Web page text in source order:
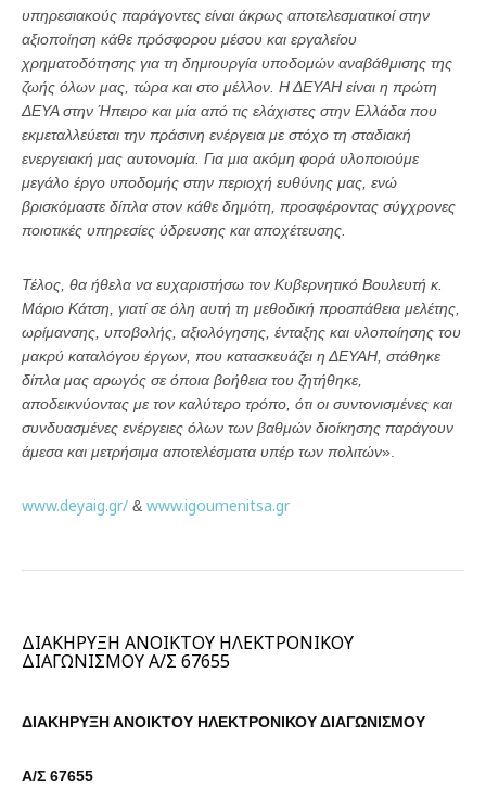
υπηρεσιακούς παράγοντες είναι άκρως αποτελεσματικοί στην
αξιοποίηση κάθε πρόσφορου μέσου και εργαλείου
χρηματοδότησης για τη δημιουργία υποδομών αναβάθμισης της
ζωής όλων μας, τώρα και στο μέλλον. Η ΔΕΥΑΗ είναι η πρώτη
ΔΕΥΑ στην Ήπειρο και μία από τις ελάχιστες στην Ελλάδα που
εκμεταλλεύεται την πράσινη ενέργεια με στόχο τη σταδιακή
ενεργειακή μας αυτονομία. Για μια ακόμη φορά υλοποιούμε
μεγάλο έργο υποδομής στην περιοχή ευθύνης μας, ενώ
βρισκόμαστε δίπλα στον κάθε δημότη, προσφέροντας σύγχρονες
ποιοτικές υπηρεσίες ύδρευσης και αποχέτευσης.
Τέλος, θα ήθελα να ευχαριστήσω τον Κυβερνητικό Βουλευτή κ.
Μάριο Κάτση, γιατί σε όλη αυτή τη μεθοδική προσπάθεια μελέτης,
ωρίμανσης, υποβολής, αξιολόγησης, ένταξης και υλοποίησης του
μακρύ καταλόγου έργων, που κατασκευάζει η ΔΕΥΑΗ, στάθηκε
δίπλα μας αρωγός σε όποια βοήθεια του ζητήθηκε,
αποδεικνύοντας με τον καλύτερο τρόπο, ότι οι συντονισμένες και
συνδυασμένες ενέργειες όλων των βαθμών διοίκησης παράγουν
άμεσα και μετρήσιμα αποτελέσματα υπέρ των πολιτών».
www.deyaig.gr/ & www.igoumenitsa.gr
ΔΙΑΚΗΡΥΞΗ ΑΝΟΙΚΤΟΥ ΗΛΕΚΤΡΟΝΙΚΟΥ
ΔΙΑΓΩΝΙΣΜΟΥ Α/Σ 67655
ΔΙΑΚΗΡΥΞΗ ΑΝΟΙΚΤΟΥ ΗΛΕΚΤΡΟΝΙΚΟΥ ΔΙΑΓΩΝΙΣΜΟΥ
Α/Σ 67655